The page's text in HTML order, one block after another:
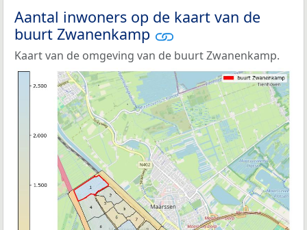
Aantal inwoners op de kaart van de
buurt Zwanenkamp
Kaart van de omgeving van de buurt Zwanenkamp.